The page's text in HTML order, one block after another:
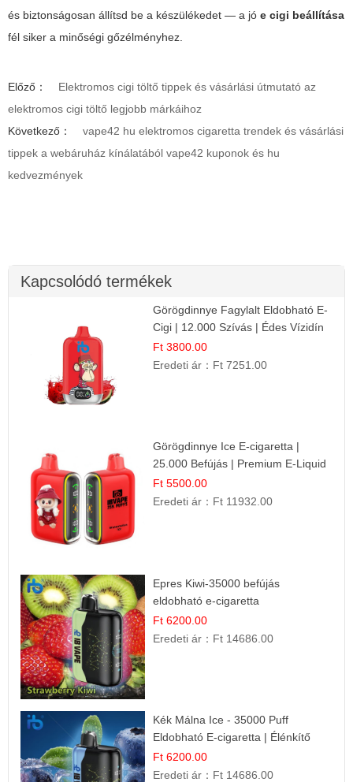
és biztonságosan állítsd be a készülékedet — a jó e cigi beállítása
fél siker a minőségi gőzélményhez.
Előző：
Elektromos cigi töltő tippek és vásárlási útmutató az
elektromos cigi töltő legjobb márkáihoz
Következő：
vape42 hu elektromos cigaretta trendek és vásárlási
tippek a webáruház kínálatából vape42 kuponok és hu
kedvezmények
Kapcsolódó termékek
Görögdinnye Fagylalt Eldobható E-
Cigi | 12.000 Szívás | Édes Vízidín
Íz
Ft 3800.00
Eredeti ár： Ft 7251.00
Görögdinnye Ice E-cigaretta |
25.000 Befújás | Premium E-Liquid
Ft 5500.00
Eredeti ár： Ft 11932.00
Epres Kiwi-35000 befújás
eldobható e-cigaretta
Ft 6200.00
Eredeti ár： Ft 14686.00
Kék Málna Ice - 35000 Puff
Eldobható E-cigaretta | Élénkítő
Gyümölcsös Frissesség!
Ft 6200.00
Eredeti ár： Ft 14686.00